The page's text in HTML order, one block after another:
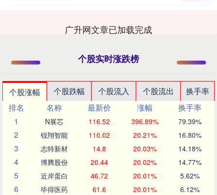
广升网文章已加载完成
个股实时涨跌榜
个股涨幅 个股跌幅 个股流入 个股流出
换手率
排名
名称 最新价 涨幅
换手率
1
N展芯 116.52 396.89% 79.39%
2 锐翔智能 110.02 20.21% 16.80%
3 志特新材 14.8 20.03% 14.18%
4 博腾股份 20.44 20.02% 14.77%
5 近岸蛋白 46.72 20.01% 5.62%
6 毕得医药 61.6 20.01% 6.12%